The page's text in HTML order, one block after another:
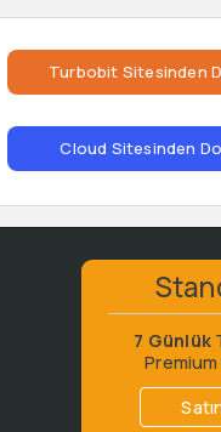
Turbobit Sitesinden
Cloud Sitesinden
7 Günlük
Premium